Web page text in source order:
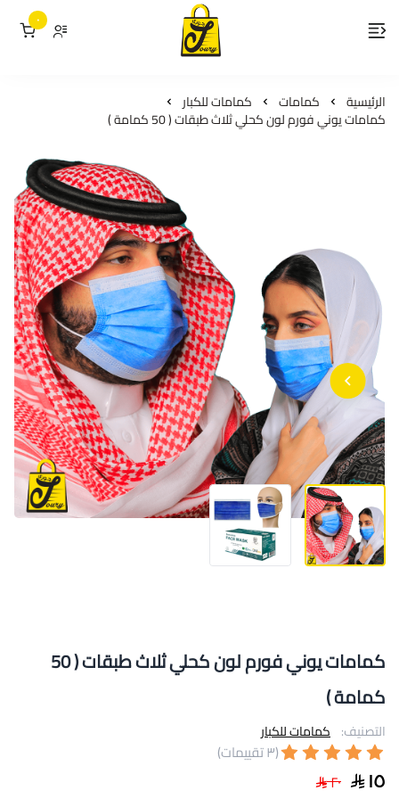
لمسات جوري
٠
الرئيسية كمامات كمامات للكبار
كمامات يوني فورم لون كحلي ثلاث طبقات ( 50 كمامة )
كمامات يوني فورم لون كحلي ثلاث طبقات ( 50
كمامة )
التصنيف: كمامات للكبار
(٣ تقييمات)
١٥ ٢٠